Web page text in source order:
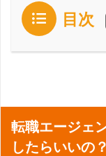
目次
転職エージェ
したらいいの？